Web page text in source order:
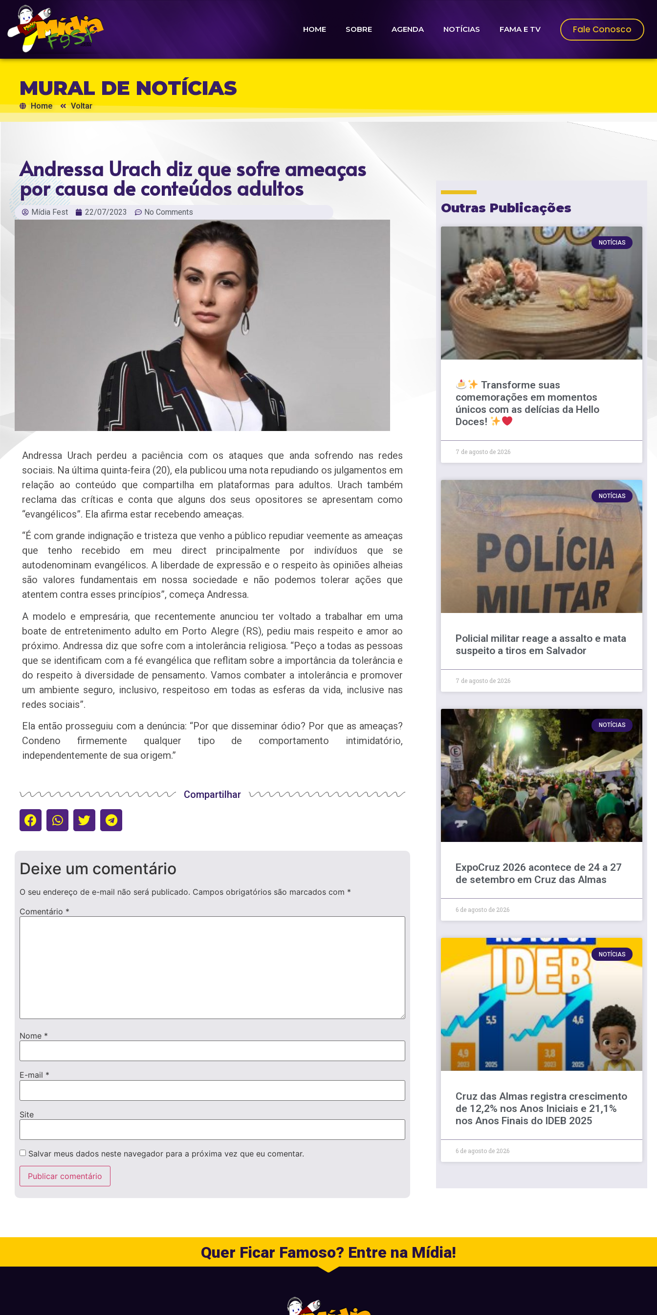
HOME SOBRE AGENDA NOTÍCIAS FAMA E TV Fale Conosco
MURAL DE NOTÍCIAS
Home Voltar
Andressa Urach diz que sofre ameaças
por causa de conteúdos adultos
Mídia Fest 22/07/2023 No Comments
Andressa Urach perdeu a paciência com os ataques que anda sofrendo nas redes
sociais. Na última quinta-feira (20), ela publicou uma nota repudiando os julgamentos em
relação ao conteúdo que compartilha em plataformas para adultos. Urach também
reclama das críticas e conta que alguns dos seus opositores se apresentam como
“evangélicos”. Ela afirma estar recebendo ameaças.
“É com grande indignação e tristeza que venho a público repudiar veemente as ameaças
que tenho recebido em meu direct principalmente por indivíduos que se
autodenominam evangélicos. A liberdade de expressão e o respeito às opiniões alheias
são valores fundamentais em nossa sociedade e não podemos tolerar ações que
atentem contra esses princípios”, começa Andressa.
A modelo e empresária, que recentemente anunciou ter voltado a trabalhar em uma
boate de entretenimento adulto em Porto Alegre (RS), pediu mais respeito e amor ao
próximo. Andressa diz que sofre com a intolerância religiosa. “Peço a todas as pessoas
que se identificam com a fé evangélica que reflitam sobre a importância da tolerância e
do respeito à diversidade de pensamento. Vamos combater a intolerância e promover
um ambiente seguro, inclusivo, respeitoso em todas as esferas da vida, inclusive nas
redes sociais”.
Ela então prosseguiu com a denúncia: “Por que disseminar ódio? Por que as ameaças?
Condeno firmemente qualquer tipo de comportamento intimidatório,
independentemente de sua origem.”
Compartilhar
Deixe um comentário
O seu endereço de e-mail não será publicado. Campos obrigatórios são marcados com *
Comentário *
Nome *
E-mail *
Site
Salvar meus dados neste navegador para a próxima vez que eu comentar.
Outras Publicações
NOTÍCIAS
Transforme suas
comemorações em momentos
únicos com as delícias da Hello
Doces!
7 de agosto de 2026
NOTÍCIAS
Policial militar reage a assalto e mata
suspeito a tiros em Salvador
7 de agosto de 2026
NOTÍCIAS
ExpoCruz 2026 acontece de 24 a 27
de setembro em Cruz das Almas
6 de agosto de 2026
NOTÍCIAS
Cruz das Almas registra crescimento
de 12,2% nos Anos Iniciais e 21,1%
nos Anos Finais do IDEB 2025
6 de agosto de 2026
Quer Ficar Famoso? Entre na Mídia!